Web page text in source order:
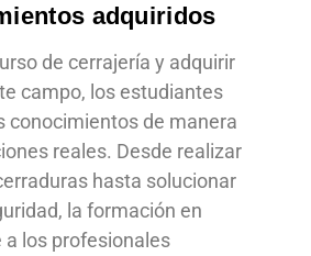
adquiridos
de cerrajería y adquirir
campo, los estudiantes
conocimientos de manera
reales. Desde realizar
hasta solucionar
la formación en
los profesionales